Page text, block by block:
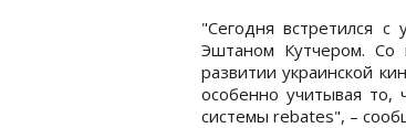
"Сегодня встретился
Эштаном Кутчером. Со
развитии украинской
особенно учитывая
системы rebates", –